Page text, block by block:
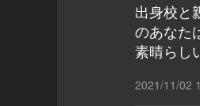
出身校と
のあなた
素晴らし
2021/11/02